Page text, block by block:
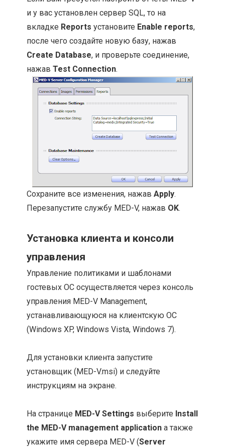
и у вас установлен сервер SQL, то на
вкладке Reports установите Enable reports,
после чего создайте новую базу, нажав
Create Database, и проверьте соединение,
нажавTest Connection.
Сохраните все изменения, нажавApply.
Перезапустите службу MED-V, нажав OK.
Установка клиента и консоли
управления
Управление политиками и шаблонами
гостевых ОС осуществляется через консоль
управления MED-V Management,
устанавливающуюся на клиентскую ОС
(Windows XP, Windows Vista, Windows 7).
Для установки клиента запустите
установщик (MED-V.msi) и следуйте
инструкциям на экране.
На странице MED-V Settings выберите Install
the MED-V management application а также
укажите имя сервера MED-V (Server